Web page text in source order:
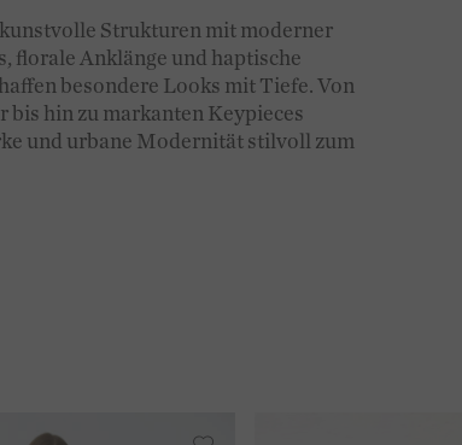
Strukturen mit moderner
florale Anklänge und haptische
besondere Looks mit Tiefe. Von
hin zu markanten Keypieces
und urbane Modernität stilvoll zum